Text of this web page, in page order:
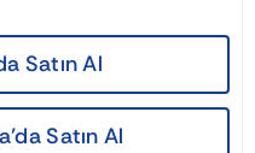
Satın Al
Satın Al